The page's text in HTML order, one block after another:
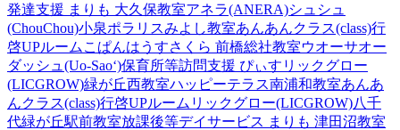
発達支援 まりも 大久保教室アネラ(ANERA)シュシュ
(ChouChou)小泉ポラリスみよし教室あんあんクラス(class)行
啓UPルーム こぱんはうすさくら 前橋総社教室ウオーサオー
ダッシュ(Uo-Sao‘)保育所等訪問支援 ぴぃす リックグロー
(LICGROW)緑が丘西教室ハッピーテラス南浦和教室あんあ
んクラス(class)行啓UPルーム リックグロー(LICGROW)八千
代緑が丘駅前教室放課後等デイサービス まりも 津田沼教室